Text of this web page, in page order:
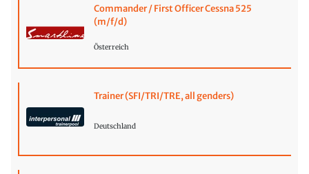
Commander / First Officer Cessna 525
(m/f/d)
Österreich
Trainer (SFI/TRI/TRE, all genders)
Deutschland